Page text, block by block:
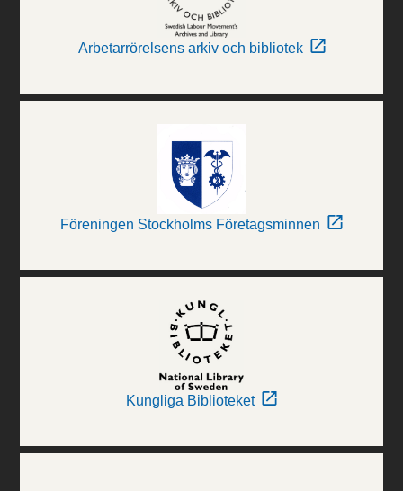
Arbetarrörelsens arkiv och bibliotek
Föreningen Stockholms Företagsminnen
Kungliga Biblioteket